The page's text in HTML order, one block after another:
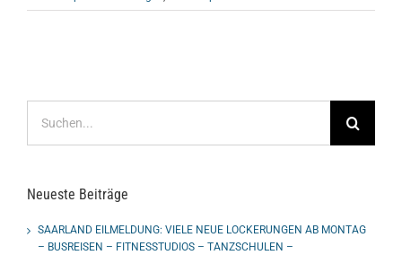
nach:
Neueste Beiträge
SAARLAND EILMELDUNG: VIELE NEUE LOCKERUNGEN AB MONTAG
– BUSREISEN – FITNESSTUDIOS – TANZSCHULEN –